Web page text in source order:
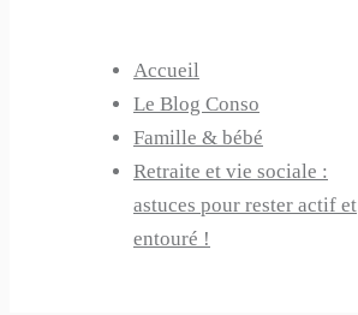
Accueil
Le Blog Conso
Famille & bébé
Retraite et vie sociale :
astuces pour rester actif et
entouré !